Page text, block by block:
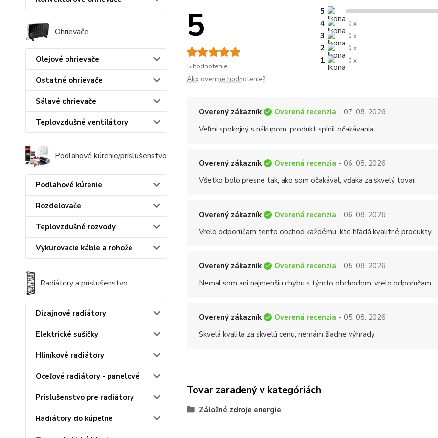
Ohrievače
Olejové ohrievače
Ostatné ohrievače
Sálavé ohrievače
Teplovzdušné ventilátory
Podlahové kúrenie/príslušenstvo
Podlahové kúrenie
Rozdelovače
Teplovzdušné rozvody
Vykurovacie káble a rohože
Radiátory a príslušenstvo
Dizajnové radiátory
Elektrické sušičky
Hliníkové radiátory
Oceľové radiátory - panelové
Príslušenstvo pre radiátory
Radiátory do kúpeľne
5
5 hodnotenie
5
4
0 x
3 0 x
2 0 x
1 0 x
Ako overíme hodnotenie?
Overený zákazník Overená recenzia - 07. 08. 2026
Veľmi spokojný s nákupom, produkt splnil očakávania.
Overený zákazník Overená recenzia - 06. 08. 2026
Všetko bolo presne tak, ako som očakával, vďaka za skvelý tovar.
Overený zákazník Overená recenzia - 06. 08. 2026
Vrelo odporúčam tento obchod každému, kto hľadá kvalitné produkty.
Overený zákazník Overená recenzia - 05. 08. 2026
Nemal som ani najmenšiu chybu s týmto obchodom, vrelo odporúčam.
Overený zákazník Overená recenzia - 05. 08. 2026
Skvelá kvalita za skvelú cenu, nemám žiadne výhrady.
Tovar zaradený v kategóriách
Záložné zdroje energie